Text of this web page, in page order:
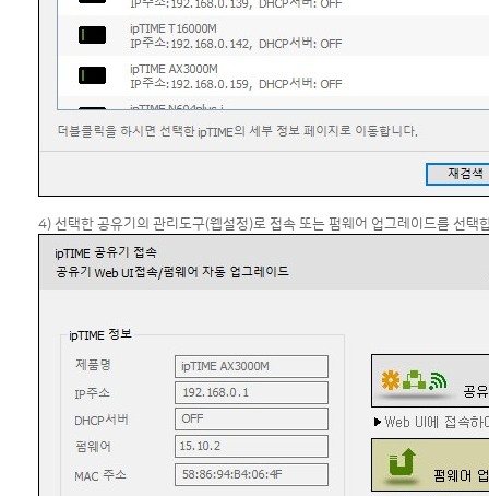
4) 선택한 공유기의 관리도구(웹설정)로 접속 또는 펌웨어 업그레이드를 선택